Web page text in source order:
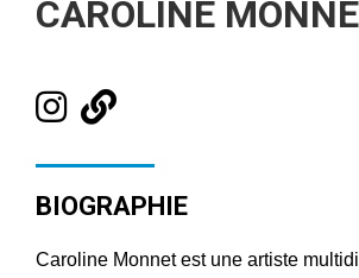
CAROLINE
BIOGRAPHIE
Caroline Monnet est une artiste